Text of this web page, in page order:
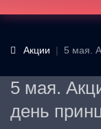
Акции 5 мая.
5 мая.
день